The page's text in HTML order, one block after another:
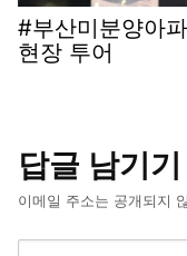
#부산미분양아
현장 투어
답글 남기기
이메일 주소는 공개되지